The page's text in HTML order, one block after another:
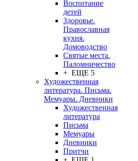
Воспитание
детей
Здоровье.
Православная
кухня.
Домоводство
Святые места.
Паломничество
+ ЕЩЕ 5
Художественная
литература. Письма.
Мемуары. Дневники
Художественная
литература
Письма
Мемуары
Дневники
Притчи